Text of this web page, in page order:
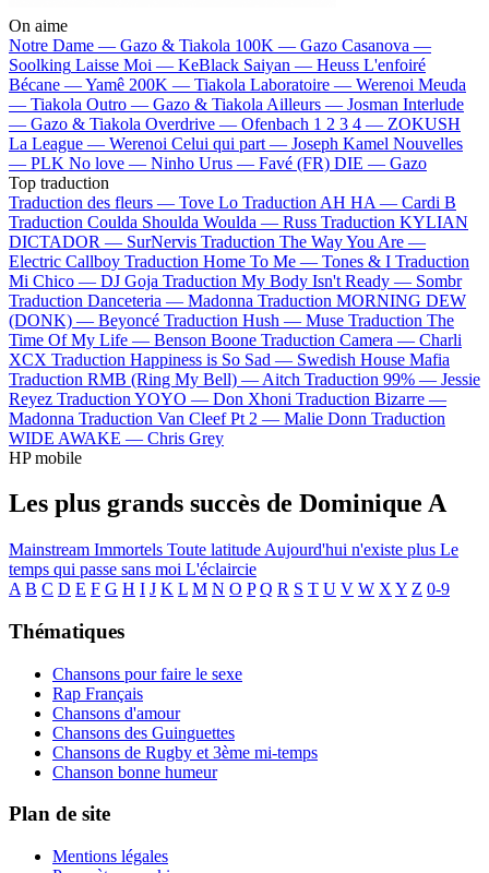
On aime
Notre Dame — Gazo & Tiakola 100K — Gazo Casanova —
Soolking Laisse Moi — KeBlack Saiyan — Heuss L'enfoiré
Bécane —Yamê 200K — Tiakola Laboratoire — Werenoi Meuda
— Tiakola Outro — Gazo & Tiakola Ailleurs — Josman Interlude
— Gazo & Tiakola Overdrive — Ofenbach 1 2 3 4 — ZOKUSH
La League — Werenoi Celui qui part — Joseph Kamel Nouvelles
— PLK No love — Ninho Urus — Favé (FR) DIE — Gazo
Top traduction
Traduction des fleurs — Tove Lo Traduction AH HA — Cardi B
Traduction Coulda Shoulda Woulda — Russ Traduction KYLIAN
DICTADOR — SurNervis Traduction The Way You Are —
Electric Callboy Traduction Home To Me — Tones & I Traduction
Mi Chico — DJ Goja Traduction My Body Isn't Ready — Sombr
Traduction Danceteria — Madonna Traduction MORNING DEW
(DONK) — Beyoncé Traduction Hush — Muse Traduction The
Time Of My Life — Benson Boone Traduction Camera — Charli
XCX Traduction Happiness is So Sad — Swedish House Mafia
Traduction RMB (Ring My Bell) — Aitch Traduction 99% — Jessie
Reyez Traduction YOYO — Don Xhoni Traduction Bizarre —
Madonna Traduction Van Cleef Pt 2 — Malie Donn Traduction
WIDE AWAKE — Chris Grey
HP mobile
Les plus grands succès de Dominique A
Mainstream Immortels Toute latitude Aujourd'hui n'existe plus Le
temps qui passe sans moi L'éclaircie
A B C D E F G H I J K L M N O P Q R S T U V W X Y Z 0-9
Thématiques
Chansons pour faire le sexe
Rap Français
Chansons d'amour
Chansons des Guinguettes
Chansons de Rugby et 3ème mi-temps
Chanson bonne humeur
Plan de site
Mentions légales